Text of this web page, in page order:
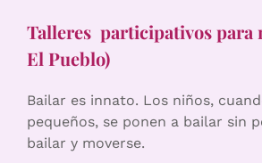
Talleres participativos para
El Pueblo)
Bailar es innato. Los niños,
pequeños, se ponen a bailar sin
bailar y moverse.